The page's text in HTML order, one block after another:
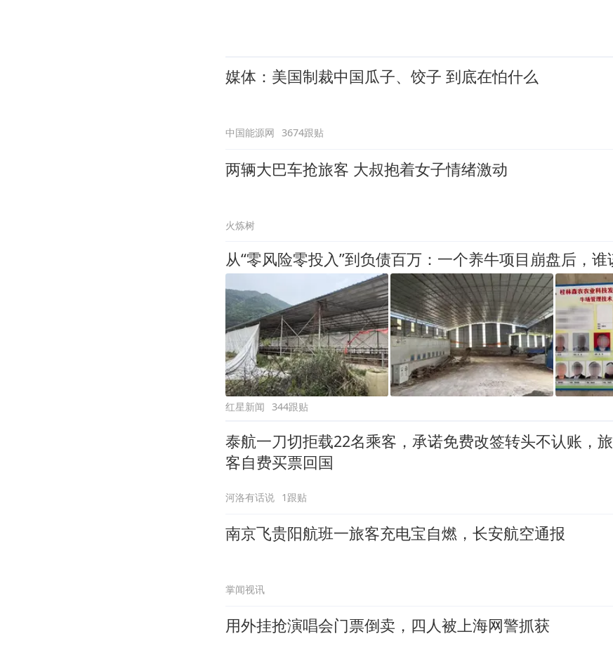
媒体：美国制裁中国瓜子、饺子 到底在怕什么
中国能源网 3674跟贴
两辆大巴车抢旅客 大叔抱着女子情绪激动
火炼树
红星新闻 344跟贴
泰航一刀切拒载22名乘客，承诺免费改签转头不认账，旅
客自费买票回国
河洛有话说 1跟贴
南京飞贵阳航班一旅客充电宝自燃，长安航空通报
掌闻视讯
用外挂抢演唱会门票倒卖，四人被上海网警抓获